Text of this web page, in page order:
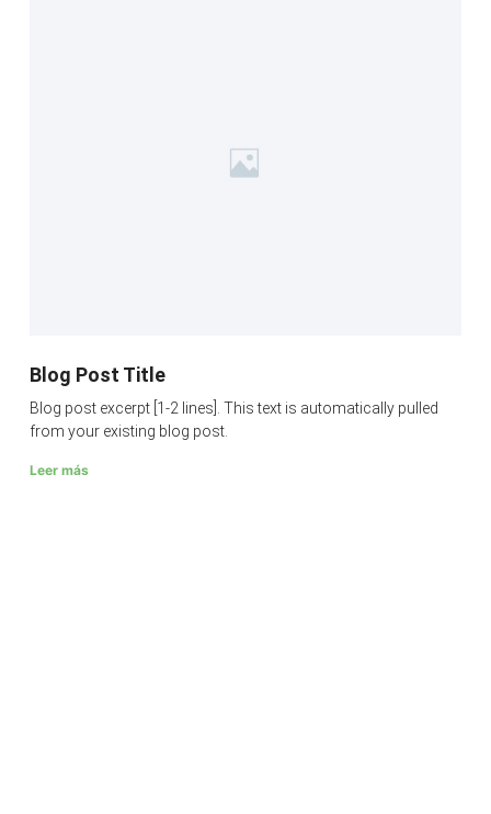
Blog Post Title
Blog post excerpt [1-2 lines]. This text is automatically pulled
from your existing blog post.
Leer más